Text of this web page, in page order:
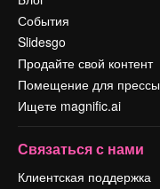
События
Slidesgo
Продайте свой контент
Помещение для прессы
Ищете magnific.ai
Связаться с нами
Клиентская поддержка